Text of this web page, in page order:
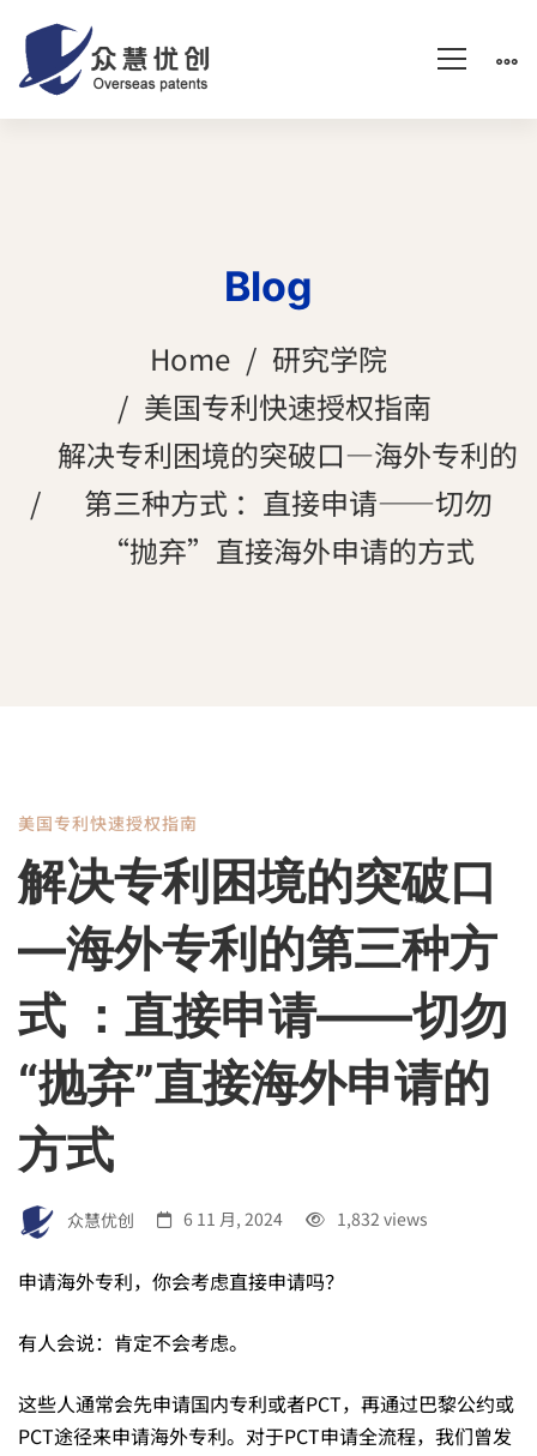
Blog
Home
研究学院
美国专利快速授权指南
解决专利困境的突破口—海外专利的
第三种方式 ：直接申请——切勿
“抛弃”直接海外申请的方式
解
决
专
利
困
境
的
突
美国专利快速授权指南
解决专利困境的突破口
—海外专利的第三种方
式 ：直接申请——切勿
“抛弃”直接海外申请的
方式
众慧优创 6 11 月, 2024 1,832 views
申请海外专利，你会考虑直接申请吗？
有人会说：肯定不会考虑。
这些人通常会先申请国内专利或者PCT，再通过巴黎公约或
PCT途径来申请海外专利。对于PCT申请全流程，我们曾发